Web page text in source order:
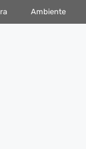
Ambiente